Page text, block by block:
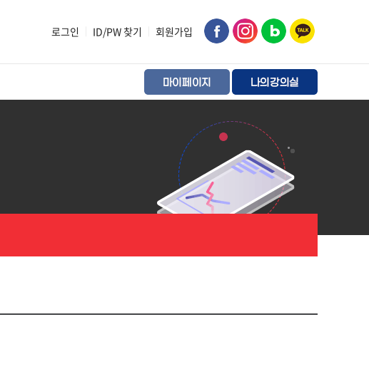
로그인 ID/PW 찾기 회원가입